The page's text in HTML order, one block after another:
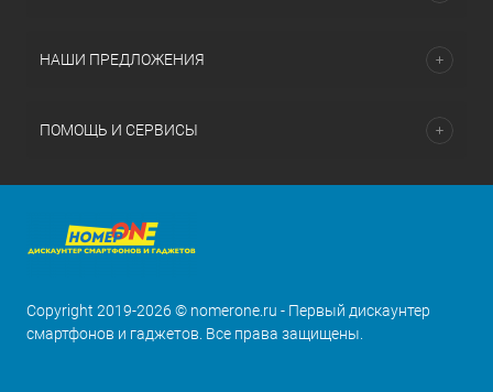
НАШИ ПРЕДЛОЖЕНИЯ
ПОМОЩЬ И СЕРВИСЫ
Copyright 2019-2026 © nomerone.ru - Первый дискаунтер
смартфонов и гаджетов. Все права защищены.